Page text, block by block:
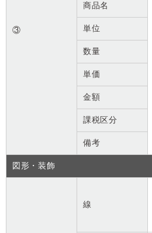
③
商品名
単位
数量
単価
金額
課税区分
備考
図形・装飾
線